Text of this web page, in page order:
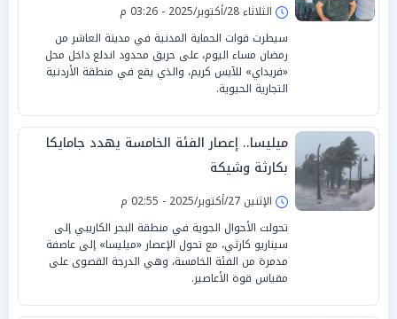
الثلاثاء 28/أكتوبر/2025 - 03:26 م
سيطرت قوات الحماية المدنية في مدينة العاشر من
رمضان مساء اليوم، على حريق محدود اندلع داخل محل
«فريداي» للآيس كريم، والذي يقع في منطقة الأردنية
التجارية الحيوية.
ميليسا.. إعصار الفئة الخامسة يهدد جامايكا
بكارثة وشيكة
الإثنين 27/أكتوبر/2025 - 02:55 م
تحولت الأحوال الجوية في منطقة البحر الكاريبي إلى
سيناريو كارثي، مع تحول الإعصار «ميليسا» إلى عاصفة
مدمرة من الفئة الخامسة، وهي الدرجة القصوى على
مقياس قوة الأعاصير.